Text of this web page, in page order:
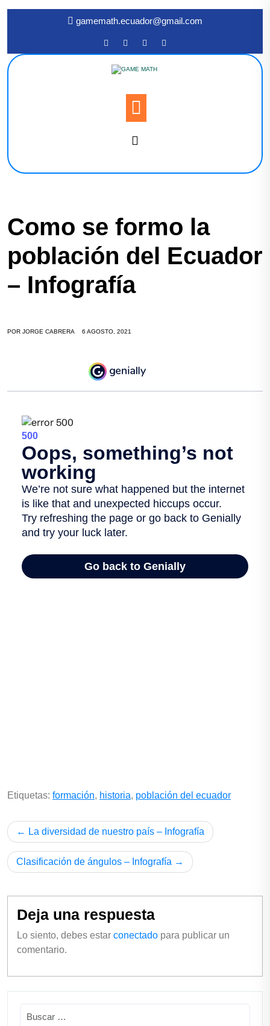
gamemath.ecuador@gmail.com
Como se formo la
población del Ecuador
– Infografía
POR JORGE CABRERA 6 AGOSTO, 2021
Etiquetas: formación, historia, población del ecuador
La diversidad de nuestro país – Infografía
Clasificación de ángulos – Infografía
Deja una respuesta
Lo siento, debes estar conectado para publicar un
comentario.